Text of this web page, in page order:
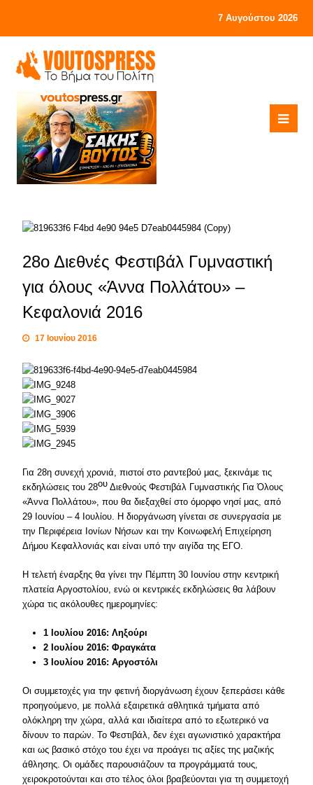
7 Αυγούστου 2026
28ο Διεθνές Φεστιβάλ Γυμναστική
για όλους «Άννα Πολλάτου» –
Κεφαλονιά 2016
17 Ιουνίου 2016
Για 28η συνεχή χρονιά, πιστοί στο ραντεβού μας, ξεκινάμε τις
εκδηλώσεις του 28ου Διεθνούς Φεστιβάλ Γυμναστικής Για Όλους
«Άννα Πολλάτου», που θα διεξαχθεί στο όμορφο νησί μας, από
29 Ιουνίου – 4 Ιουλίου. Η διοργάνωση γίνεται σε συνεργασία με
την Περιφέρεια Ιονίων Νήσων και την Κοινωφελή Επιχείρηση
Δήμου Κεφαλλονιάς και είναι υπό την αιγίδα της ΕΓΟ.
Η τελετή έναρξης θα γίνει την Πέμπτη 30 Ιουνίου στην κεντρική
πλατεία Αργοστολίου, ενώ οι κεντρικές εκδηλώσεις θα λάβουν
χώρα τις ακόλουθες ημερομηνίες:
1 Ιουλίου 2016: Ληξούρι
2 Ιουλίου 2016: Φραγκάτα
3 Ιουλίου 2016: Αργοστόλι
Οι συμμετοχές για την φετινή διοργάνωση έχουν ξεπεράσει κάθε
προηγούμενο, με πολλά εξαιρετικά αθλητικά τμήματα από
ολόκληρη την χώρα, αλλά και ιδιαίτερα από το εξωτερικό να
δίνουν το παρών. Το Φεστιβάλ, δεν έχει αγωνιστικό χαρακτήρα
και ως βασικό στόχο του έχει να προάγει τις αξίες της μαζικής
άθλησης. Οι ομάδες παρουσιάζουν τα προγράμματά τους,
χειροκροτούνται και στο τέλος όλοι βραβεύονται για τη συμμετοχή